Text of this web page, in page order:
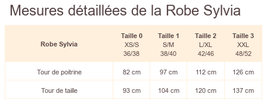
Mesures détaillées de la Robe Sylvia
Robe Sylvia
Taille 0
XS/S
36/38
Taille 1
S/M
38/40
Taille 2
L/XL
42/46
Taille 3
XXL
48/52
Tour de poitrine 82 cm 97 cm 112 cm 126 cm
Tour de taille 93 cm 104 cm 120 cm
137 cm